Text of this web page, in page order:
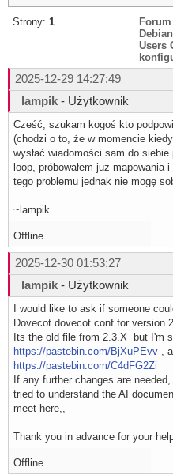
Strony: 1
Forum
Debian
Users
2025-12-29 14:27:49
lampik - Użytkownik
Cześć, szukam kogoś kto
(chodzi o to, że w momencie
wysłać wiadomości sam do
loop, próbowałem już
tego problemu jednak nie mogę
~lampik
Offline
2025-12-30 01:53:27
lampik - Użytkownik
I would like to ask if someone
Dovecot dovecot.conf for version
Its the old file from 2.3.X but I'm
https://pastebin.com/BjXuPEvv ,
https://pastebin.com/C4dFG2Zi
If any further changes are
tried to understand the AI
meet here,,
Thank you in advance for your
Offline